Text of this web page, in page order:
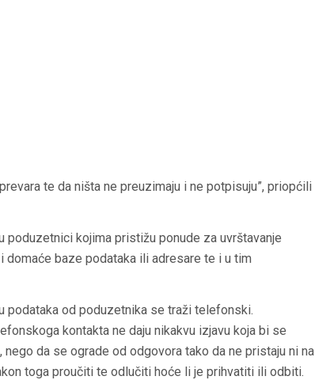
te da ništa ne preuzimaju i ne potpisuju”, priopćili
poduzetnici kojima pristižu ponude za uvrštavanje
baze podataka ili adresare te i u tim
podataka od poduzetnika se traži telefonski.
kontakta ne daju nikakvu izjavu koja bi se
da se ograde od odgovora tako da ne pristaju ni na
toga proučiti te odlučiti hoće li je prihvatiti ili odbiti.